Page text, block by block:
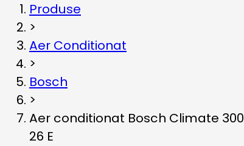
Produse
>
Aer Conditionat
>
Bosch
>
Aer conditionat Bosch Climate
26 E